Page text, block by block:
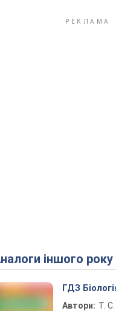
Аналоги іншого
ГДЗ
Автори: Т.